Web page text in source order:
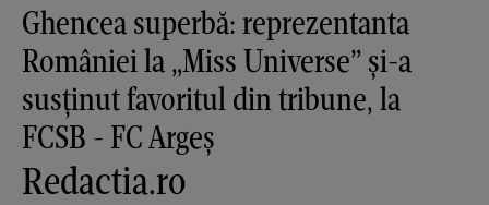
Ghencea superbă: reprezentanta
României la „Miss Universe” și-a
susținut favoritul din tribune, la
FCSB - FC Argeș
Redactia.ro